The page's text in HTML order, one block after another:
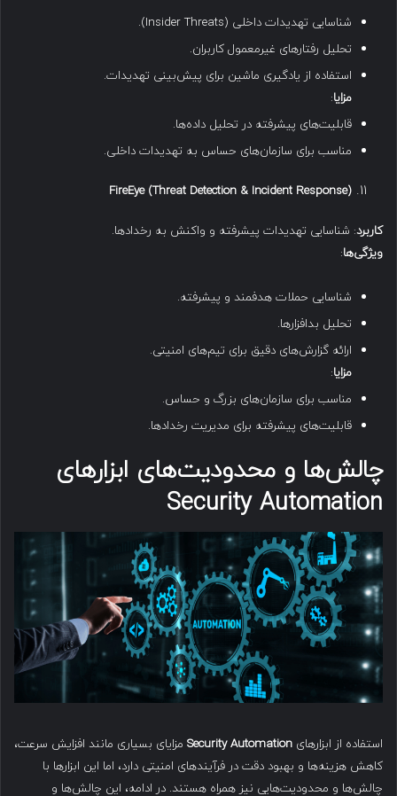
شناسایی تهدیدات داخلی (Insider Threats).
تحلیل رفتارهای غیرمعمول کاربران.
استفاده از یادگیری ماشین برای پیش‌بینی تهدیدات.
مزایا:
قابلیت‌های پیشرفته در تحلیل داده‌ها.
مناسب برای سازمان‌های حساس به تهدیدات داخلی.
FireEye (Threat Detection & Incident Response)
کاربرد: شناسایی تهدیدات پیشرفته و واکنش به رخدادها.
ویژگی‌ها:
شناسایی حملات هدفمند و پیشرفته.
تحلیل بدافزارها.
ارائه گزارش‌های دقیق برای تیم‌های امنیتی.
مزایا:
مناسب برای سازمان‌های بزرگ و حساس.
قابلیت‌های پیشرفته برای مدیریت رخدادها.
چالش‌ها و محدودیت‌های ابزارهای
Security Automation
استفاده از ابزارهای Security Automation مزایای بسیاری مانند افزایش سرعت،
کاهش هزینه‌ها و بهبود دقت در فرآیندهای امنیتی دارد، اما این ابزارها با
چالش‌ها و محدودیت‌هایی نیز همراه هستند. در ادامه، این چالش‌ها و